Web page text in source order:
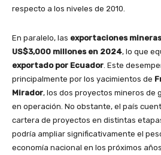
respecto a los niveles de 2010.
En paralelo, las exportaciones
US$3,000 millones en 2024, lo que
exportado por Ecuador . Este
principalmente por los yacimientos de
Mirador, los dos proyectos mineros de
en operación. No obstante, el país
cartera de proyectos en distintas
podría ampliar significativamente el
economía nacional en los próximos años.